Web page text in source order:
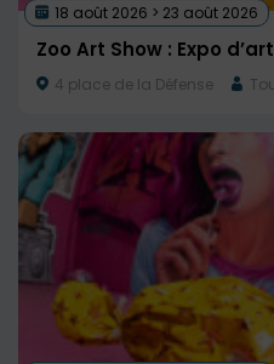
18 août 2026 > 23 août 2026
Zoo Art Show : Expo
4 place de la Défense